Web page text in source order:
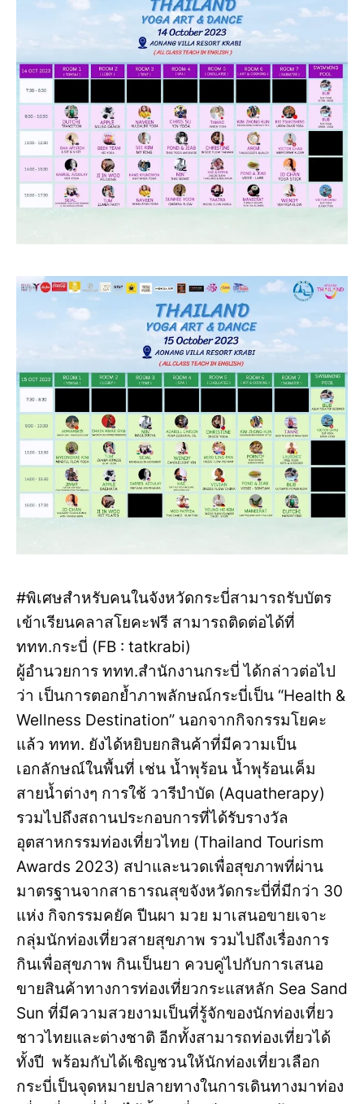
#พิเศษสำหรับคนในจังหวัดกระบี่สามารถรับบัตร
เข้าเรียนคลาสโยคะฟรี สามารถติดต่อได้ที่
ททท.กระบี่ (FB : tatkrabi)
ผู้อำนวยการ ททท.สำนักงานกระบี่ ได้กล่าวต่อไป
ว่า เป็นการตอกย้ำภาพลักษณ์กระบี่เป็น “Health &
Wellness Destination” นอกจากกิจกรรมโยคะ
แล้ว ททท. ยังได้หยิบยกสินค้าที่มีความเป็น
เอกลักษณ์ในพื้นที่ เช่น น้ำพุร้อน น้ำพุร้อนเค็ม
สายน้ำต่างๆ การใช้ วารีบำบัด (Aquatherapy)
รวมไปถึงสถานประกอบการที่ได้รับรางวัล
อุตสาหกรรมท่องเที่ยวไทย (Thailand Tourism
Awards 2023) สปาและนวดเพื่อสุขภาพที่ผ่าน
มาตรฐานจากสาธารณสุขจังหวัดกระบี่ที่มีกว่า 30
แห่ง กิจกรรมคยัค ปีนผา มวย มาเสนอขายเจาะ
กลุ่มนักท่องเที่ยวสายสุขภาพ รวมไปถึงเรื่องการ
กินเพื่อสุขภาพ กินเป็นยา ควบคู่ไปกับการเสนอ
ขายสินค้าทางการท่องเที่ยวกระแสหลัก Sea Sand
Sun ที่มีความสวยงามเป็นที่รู้จักของนักท่องเที่ยว
ชาวไทยและต่างชาติ อีกทั้งสามารถท่องเที่ยวได้
ทั้งปี พร้อมกับได้เชิญชวนให้นักท่องเที่ยวเลือก
กระบี่เป็นจุดหมายปลายทางในการเดินทางมาท่อง